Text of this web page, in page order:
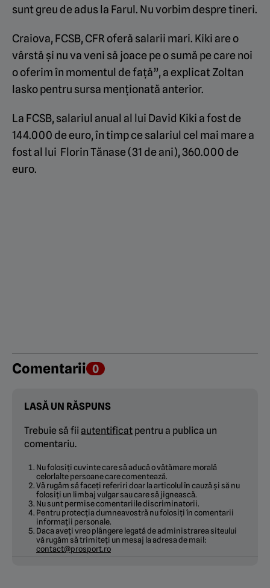
sunt greu de adus la Farul. Nu vorbim despre tineri.
Craiova, FCSB, CFR oferă salarii mari. Kiki are o
vârstă și nu va veni să joace pe o sumă pe care noi
o oferim în momentul de față”, a explicat Zoltan
Iasko pentru sursa menționată anterior.
La FCSB, salariul anual al lui David Kiki a fost de
144.000 de euro, în timp ce salariul cel mai mare a
fost al lui Florin Tănase (31 de ani), 360.000 de
euro.
Comentarii 0
LASĂ UN RĂSPUNS
Trebuie să fii autentificat pentru a publica un
comentariu.
Nu folosiți cuvinte care să aducă o vătămare morală
celorlalte persoane care comentează.
Vă rugăm să faceți referiri doar la articolul în cauză și să nu
folosiți un limbaj vulgar sau care să jignească.
Nu sunt permise comentariile discriminatorii.
Pentru protecția dumneavostră nu folosiți în comentarii
informații personale.
Daca aveți vreo plângere legată de administrarea siteului
vă rugăm să trimiteți un mesaj la adresa de mail:
contact@prosport.ro